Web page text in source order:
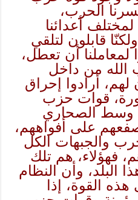
الحرب،
أعدائنا
قابلون لتلقي
لمعاملنا أن تعطل،
الله من داخل
لهم، أرادوا إحراق
قوات حزب
وسط الصحاري
على أفواههم،
والجبهات الكل
فهؤلاء، هم تلك
البلد، وأن النظام
القوة، إذا